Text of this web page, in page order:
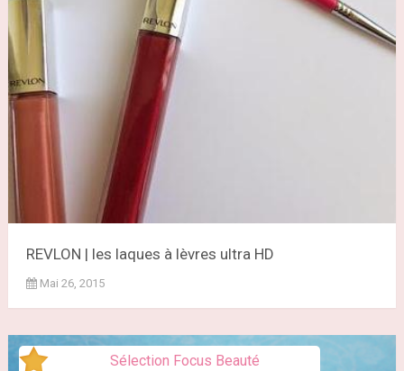
REVLON | les laques à lèvres ultra HD
Mai 26, 2015
Sélection Focus Beauté